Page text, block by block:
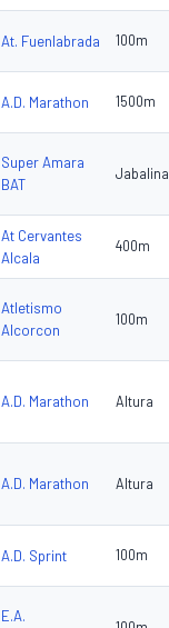
At. Fuenlabrada 100m
A.D. Marathon 1500m
Super Amara
BAT
Jabalina
At Cervantes
Alcala
400m
Atletismo
Alcorcon
100m
A.D. Marathon Altura
A.D. Marathon Altura
A.D. Sprint 100m
E.A.